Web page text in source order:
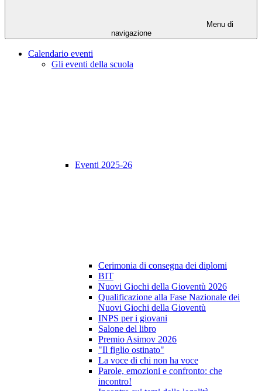
Menu di
navigazione
Calendario eventi
Gli eventi della scuola
Eventi 2025-26
Cerimonia di consegna dei diplomi
BIT
Nuovi Giochi della Gioventù 2026
Qualificazione alla Fase Nazionale dei
Nuovi Giochi della Gioventù
INPS per i giovani
Salone del libro
Premio Asimov 2026
"Il figlio ostinato"
La voce di chi non ha voce
Parole, emozioni e confronto: che
incontro!